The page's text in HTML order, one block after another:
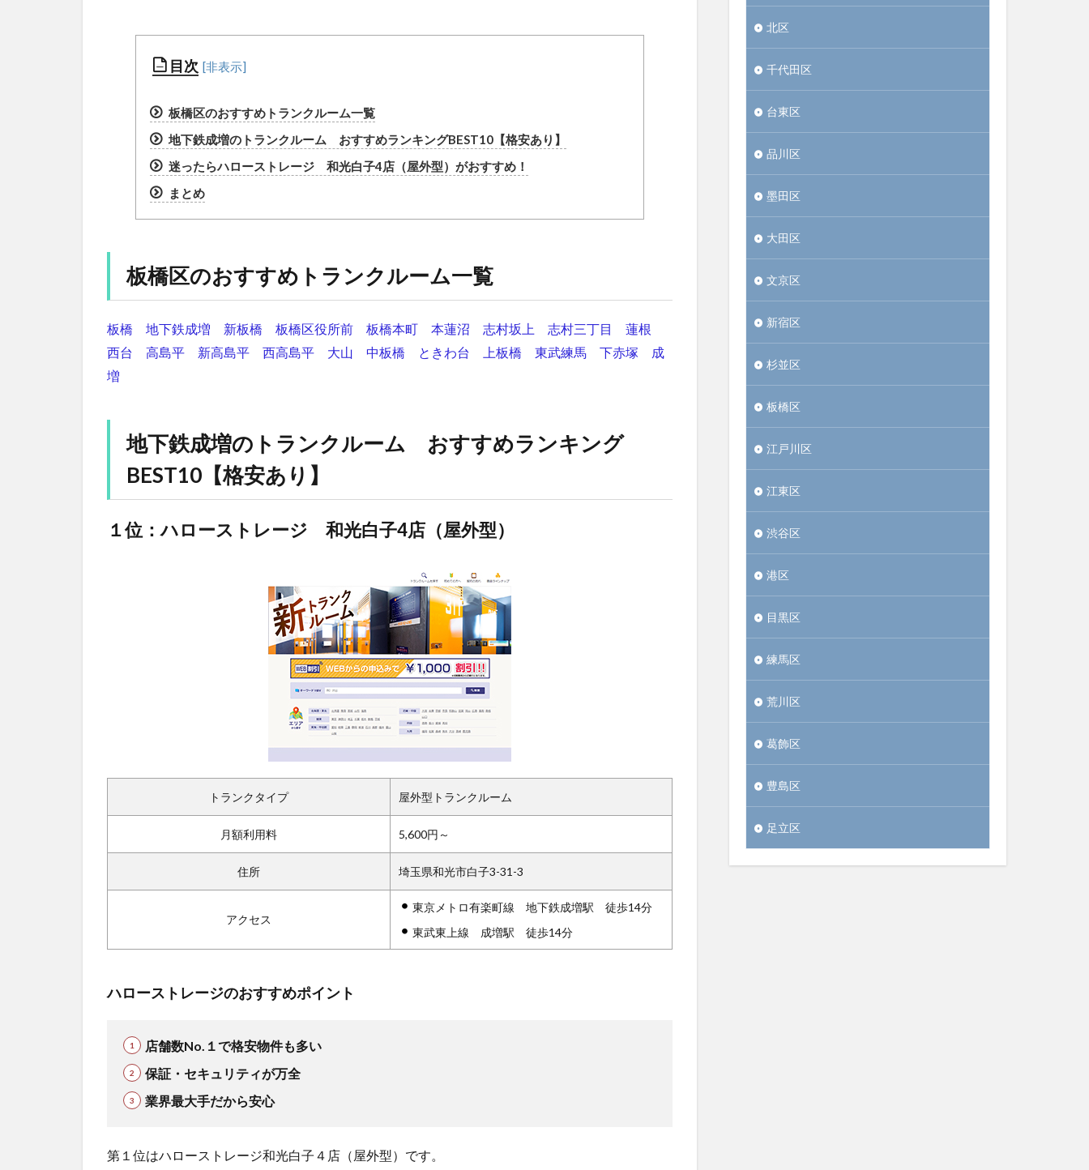
目次
板橋区のおすすめトランクルーム一覧
地下鉄成増のトランクルーム おすすめランキングBEST10【格安あり】
迷ったらハローストレージ 和光白子4店（屋外型）がおすすめ！
まとめ
板橋区のおすすめトランクルーム一覧
板橋 地下鉄成増 新板橋 板橋区役所前 板橋本町 本蓮沼 志村坂上 志村三丁目
蓮根
西台
高島平 新高島平 西高島平 大山 中板橋 ときわ台 上板橋 東武練馬 下赤塚
成
増
地下鉄成増のトランクルーム おすすめランキング
BEST10【格安あり】
１位：ハローストレージ 和光白子4店（屋外型）
トランクタイプ 屋外型トランクルーム
月額利用料 5,600円～
住所 埼玉県和光市白子3-31-3
アクセス
東京メトロ有楽町線 地下鉄成増駅 徒歩14分
東武東上線 成増駅 徒歩14分
ハローストレージのおすすめポイント
店舗数No.１で格安物件も多い
保証・セキュリティが万全
業界最大手だから安心
第１位はハローストレージ和光白子４店（屋外型）です。
北区
千代田区
台東区
品川区
墨田区
大田区
文京区
新宿区
杉並区
板橋区
江戸川区
江東区
渋谷区
港区
目黒区
練馬区
荒川区
葛飾区
豊島区
足立区